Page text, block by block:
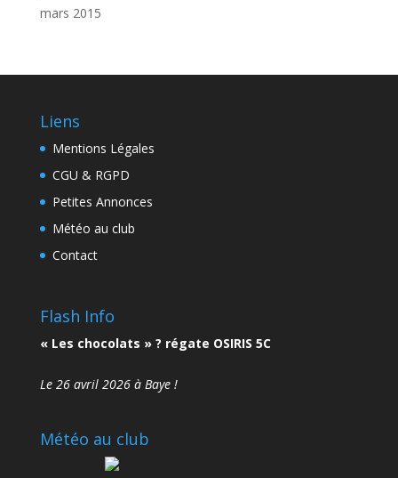
mars 2015
Liens
Mentions Légales
CGU & RGPD
Petites Annonces
Météo au club
Contact
Flash Info
« Les chocolats » ? régate OSIRIS 5C
Le 26 avril 2026 à Baye !
Météo au club